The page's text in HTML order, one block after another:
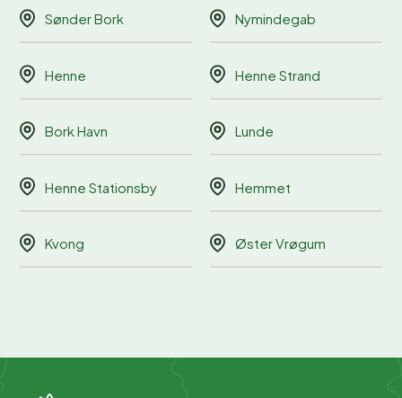
Sønder Bork Nymindegab
Henne Henne Strand
Bork Havn Lunde
Henne Stationsby Hemmet
Kvong Øster Vrøgum